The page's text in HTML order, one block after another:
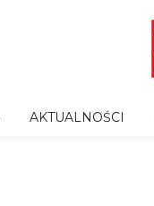
AKTUALNOŚCI